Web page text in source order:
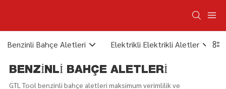
Benzinli Bahçe Aletleri Elektrikli Elektrikli Aletler
BENZINLI BAHÇE ALETLERI
GTL Tool benzinli bahçe aletleri maksimum verimlilik ve